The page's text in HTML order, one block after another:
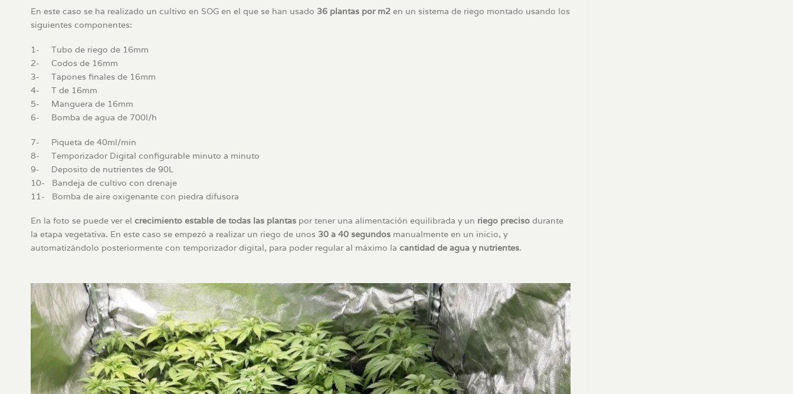
En este caso se ha realizado un cultivo en SOG en el que se han usado 36 plantas por m2 en un sistema de riego montado usando los
siguientes componentes:
1- Tubo de riego de 16mm
2- Codos de 16mm
3- Tapones finales de 16mm
4- T de 16mm
5- Manguera de 16mm
6- Bomba de agua de 700l/h
7- Piqueta de 40ml/min
8- Temporizador Digital configurable minuto a minuto
9- Deposito de nutrientes de 90L
10- Bandeja de cultivo con drenaje
11- Bomba de aire oxigenante con piedra difusora
En la foto se puede ver el crecimiento estable de todas las plantas por tener una alimentación equilibrada y un riego preciso durante
la etapa vegetativa. En este caso se empezó a realizar un riego de unos 30 a 40 segundos manualmente en un inicio, y
automatizándolo posteriormente con temporizador digital, para poder regular al máximo la cantidad de agua y nutrientes.